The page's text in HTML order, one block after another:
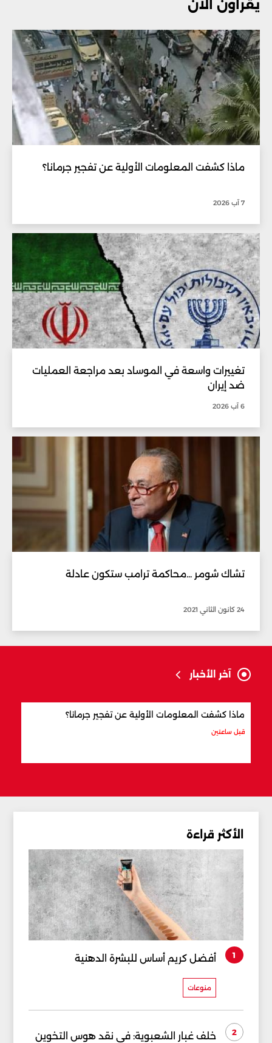
يقرأون الآن
ماذا كشفت المعلومات الأولية عن تفجير جرمانا؟
7 آب 2026
تغييرات واسعة في الموساد بعد مراجعة العمليات
ضد إيران
6 آب 2026
تشاك شومر ...محاكمة ترامب ستكون عادلة
24 كانون الثاني 2021
آخر الأخبار
ماذا كشفت المعلومات الأولية عن تفجير جرمانا؟
قبل ساعتين
الأكثر قراءة
1 أفضل كريم أساس للبشرة الدهنية
منوعات
2 خلف غبار الشعبوية: في نقد هوس التخوين